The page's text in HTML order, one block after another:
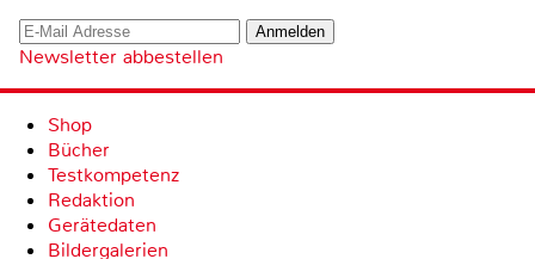
Newsletter abbestellen
Shop
Bücher
Testkompetenz
Redaktion
Gerätedaten
Bildergalerien